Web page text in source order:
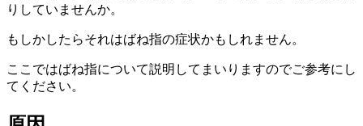
りしていませんか。
もしかしたらそれはばね指の症状かもしれません。
ここではばね指について説明してまいりますのでご参考にし
てください。